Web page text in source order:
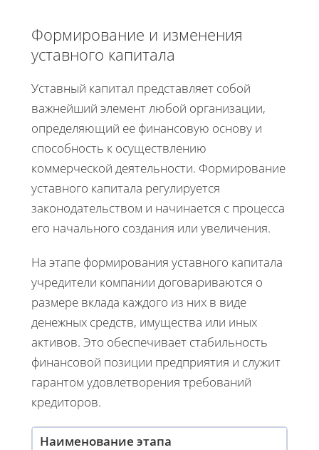
Формирование и изменения
уставного капитала
Уставный капитал представляет собой
важнейший элемент любой организации,
определяющий ее финансовую основу и
способность к осуществлению
коммерческой деятельности. Формирование
уставного капитала регулируется
законодательством и начинается с процесса
его начального создания или увеличения.
На этапе формирования уставного капитала
учредители компании договариваются о
размере вклада каждого из них в виде
денежных средств, имущества или иных
активов. Это обеспечивает стабильность
финансовой позиции предприятия и служит
гарантом удовлетворения требований
кредиторов.
Наименование этапа